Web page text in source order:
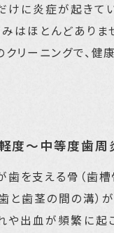
けに炎症が起きて
みはほとんどあり
クリーニングで、健
度〜中等度歯周
歯を支える骨（歯
歯と歯茎の間の溝）
や出血が頻繁に起